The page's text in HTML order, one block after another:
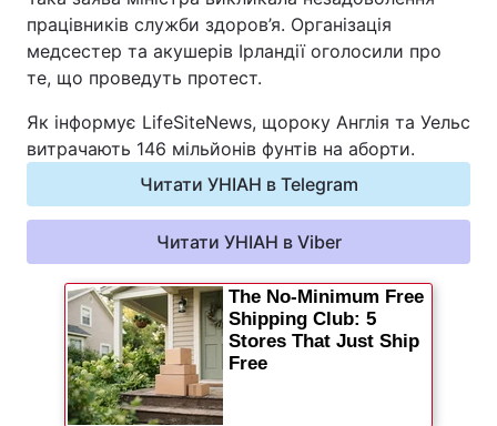
працівників служби здоров’я. Організація
медсестер та акушерів Ірландії оголосили про
те, що проведуть протест.
Як інформує LifeSiteNews, щороку Англія та Уельс
витрачають 146 мільйонів фунтів на аборти.
Читати УНІАН в Telegram
Читати УНІАН в Viber